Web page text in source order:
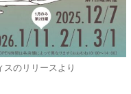
のリリースより